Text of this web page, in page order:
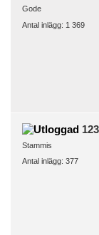
Gode
Antal inlägg: 1 369
Stammis
Antal inlägg: 377